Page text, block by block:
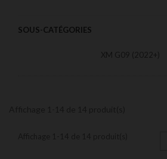
SOUS-CATÉGORIES